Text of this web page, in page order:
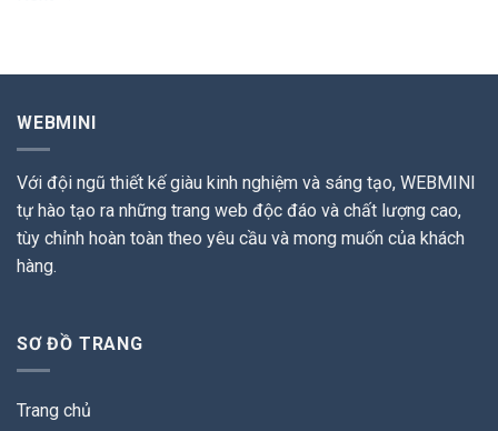
WEBMINI
Với đội ngũ thiết kế giàu kinh nghiệm và sáng tạo, WEBMINI
tự hào tạo ra những trang web độc đáo và chất lượng cao,
tùy chỉnh hoàn toàn theo yêu cầu và mong muốn của khách
hàng.
SƠ ĐỒ TRANG
Trang chủ